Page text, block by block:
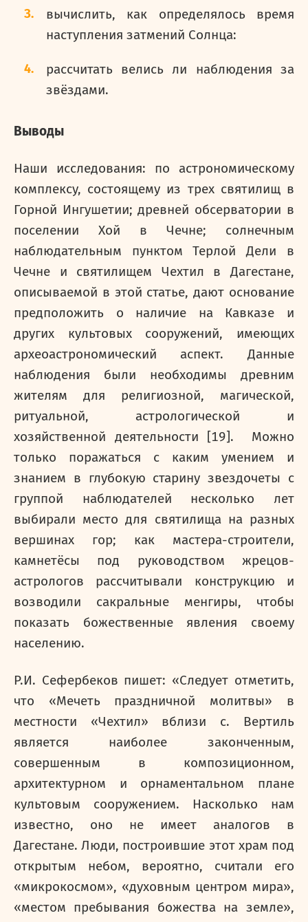
вычислить, как определялось время
наступления затмений Солнца:
рассчитать велись ли наблюдения за
звёздами.
Выводы
Наши исследования: по астрономическому
комплексу, состоящему из трех святилищ в
Горной Ингушетии; древней обсерватории в
поселении Хой в Чечне; солнечным
наблюдательным пунктом Терлой Дели в
Чечне и святилищем Чехтил в Дагестане,
описываемой в этой статье, дают основание
предположить о наличие на Кавказе и
других культовых сооружений, имеющих
археоастрономический аспект. Данные
наблюдения были необходимы древним
жителям для религиозной, магической,
ритуальной, астрологической и
хозяйственной деятельности [19]. Можно
только поражаться с каким умением и
знанием в глубокую старину звездочеты с
группой наблюдателей несколько лет
выбирали место для святилища на разных
вершинах гор; как мастера-строители,
камнетёсы под руководством жрецов-
астрологов рассчитывали конструкцию и
возводили сакральные менгиры, чтобы
показать божественные явления своему
населению.
Р.И. Сефербеков пишет: «Следует отметить,
что «Мечеть праздничной молитвы» в
местности «Чехтил» вблизи с. Вертиль
является наиболее законченным,
совершенным в композиционном,
архитектурном и орнаментальном плане
культовым сооружением. Насколько нам
известно, оно не имеет аналогов в
Дагестане. Люди, построившие этот храм под
открытым небом, вероятно, считали его
«микрокосмом», «духовным центром мира»,
«местом пребывания божества на земле»,